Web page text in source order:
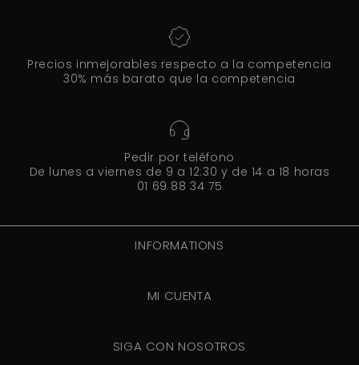
Precios inmejorables respecto a la competencia
30% más barato que la competencia
Pedir por teléfono
De lunes a viernes de 9 a 12:30 y de 14 a 18 horas
01 69 88 34 75
INFORMATIONS
MI CUENTA
SIGA CON NOSOTROS